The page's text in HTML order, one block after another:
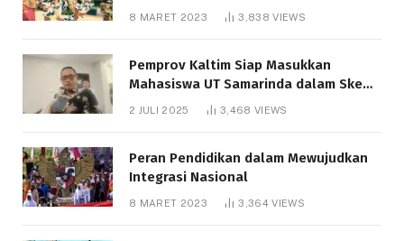
8 MARET 2023 3,838VIEWS
Pemprov Kaltim Siap Masukkan
Mahasiswa UT Samarinda dalam Skema
Bantuan Pendidikan Gratispol
2 JULI 2025 3,468 VIEWS
Peran Pendidikan dalam Mewujudkan
Integrasi Nasional
8 MARET 2023 3,364VIEWS